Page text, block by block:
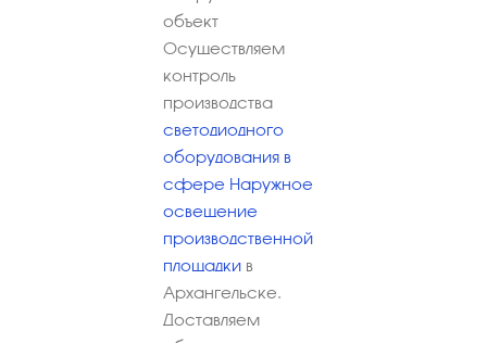
объект
Осуществляем
контроль
производства
светодиодного
оборудования в
сфере Наружное
освещение
производственной
площадки в
Архангельске.
Доставляем